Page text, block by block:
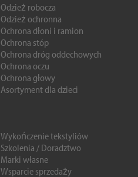
Odzież robocza
Odzież ochronna
Ochrona dłoni i ramion
Ochrona stóp
Ochrona dróg oddechowych
Ochrona oczu
Ochrona głowy
Asortyment dla dzieci
Wykończenie tekstyliów
Szkolenia / Doradztwo
Marki własne
Wsparcie sprzedaży